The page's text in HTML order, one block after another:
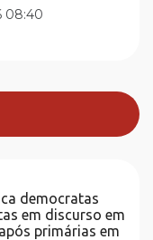
08:40
democratas
em discurso em
primárias em